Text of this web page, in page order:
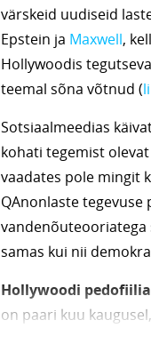
värskeid uudiseid
Epstein ja Maxwell,
Hollywoodis
teemal sõna võtnud (
Sotsiaalmeedias
kohati tegemist
vaadates pole mingit
QAnonlaste
vandenõuteooriatega
samas kui nii
Hollywoodi
on paari kuu